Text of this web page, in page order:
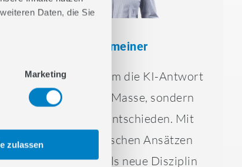
Daten, die Sie
Marketing
zulassen
Fiona Gmeiner
Der Wettbewerb um die KI-Antwort
wird nicht durch Masse, sondern
durch Relevanz entschieden. Mit
unseren strategischen Ansätzen
führen wir GEO als neue Disziplin